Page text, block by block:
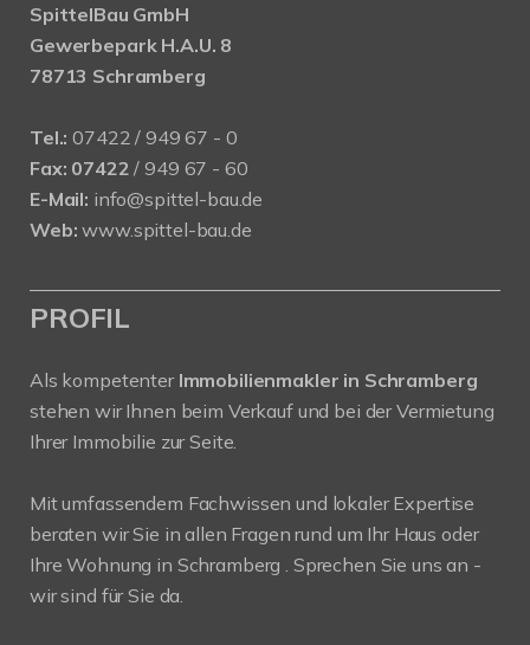
SpittelBau GmbH
Gewerbepark H.A.U. 8
78713 Schramberg
Tel.: 07422 / 949 67 - 0
Fax: 07422 / 949 67 - 60
E-Mail: info@spittel-bau.de
Web: www.spittel-bau.de
PROFIL
Als kompetenter Immobilienmakler in Schramberg
stehen wir Ihnen beim Verkauf und bei der Vermietung
Ihrer Immobilie zur Seite.
Mit umfassendem Fachwissen und lokaler Expertise
beraten wir Sie in allen Fragen rund um Ihr Haus oder
Ihre Wohnung in Schramberg . Sprechen Sie uns an -
wir sind für Sie da.